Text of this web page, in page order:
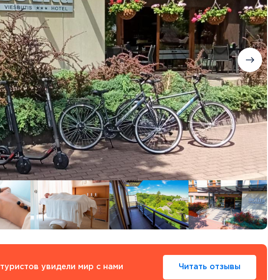
Германия
Грузия
Дания
Ирландия
Исландия
Испания
Смотреть все
Япония
Смотреть все
Израиль
Ирландия
Исландия
Испания
Италия
Канада
Карибы
Кипр
Латвия
Литва
Мадейра
Мальта
Норвегия
Польша
Португалия
Сардиния
Сицилия
Словакия
Тенерифе
туристов увидели мир с нами Читать отзывы